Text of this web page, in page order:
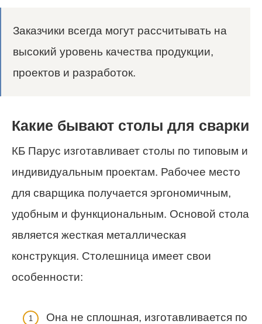
Заказчики всегда могут рассчитывать на
высокий уровень качества продукции,
проектов и разработок.
Какие бывают столы для сварки
КБ Парус изготавливает столы по типовым и
индивидуальным проектам. Рабочее место
для сварщика получается эргономичным,
удобным и функциональным. Основой стола
является жесткая металлическая
конструкция. Столешница имеет свои
особенности:
Она не сплошная, изготавливается по